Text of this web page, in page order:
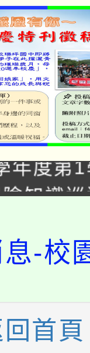
育課程
年度第
選結果(
險知識
民語歌
年度第
選結果(
年度第
選結果(
學推廣
分析基
辦理
-校
首頁